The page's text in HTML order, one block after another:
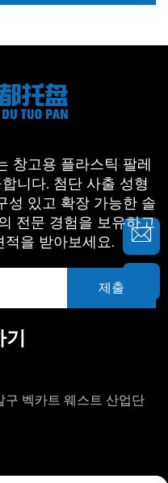
창고용 플라스틱 팔레
니다. 첨단 사출 성형
성 있고 확장 가능한 솔
전문 경험을 보유하고
을 받아보세요.
벡카트 웨스트 산업단